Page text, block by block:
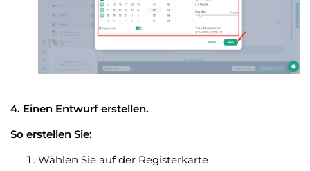
4. Einen Entwurf erstellen.
So erstellen Sie:
Wählen Sie auf der Registerkarte